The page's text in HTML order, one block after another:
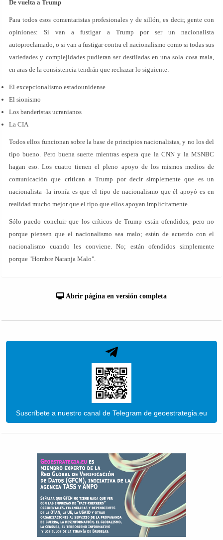
De vuelta a Trump
Para todos esos comentaristas profesionales y de sillón, es decir, gente con
opiniones: Si van a fustigar a Trump por ser un nacionalista
autoproclamado, o si van a fustigar contra el nacionalismo como si todas sus
variedades y complejidades pudieran ser destiladas en una sola cosa mala,
en aras de la consistencia tendrán que rechazar lo siguiente:
El excepcionalismo estadounidense
El sionismo
Los banderistas ucranianos
La CIA
Todos ellos funcionan sobre la base de principios nacionalistas, y no los del
tipo bueno. Pero buena suerte mientras espera que la CNN y la MSNBC
hagan eso. Los cuatro tienen el pleno apoyo de los mismos medios de
comunicación que critican a Trump por decir simplemente que es un
nacionalista -la ironía es que el tipo de nacionalismo que él apoyó es en
realidad mucho mejor que el tipo que ellos apoyan implícitamente.
Sólo puedo concluir que los críticos de Trump están ofendidos, pero no
porque piensen que el nacionalismo sea malo; están de acuerdo con el
nacionalismo cuando les conviene. No; están ofendidos simplemente
porque "Hombre Naranja Malo".
Abrir página en versión completa
Suscríbete a nuestro canal de Telegram de geoestrategia.eu